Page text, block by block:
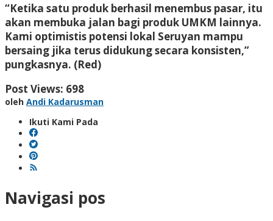
“Ketika satu produk berhasil menembus pasar, itu
akan membuka jalan bagi produk UMKM lainnya.
Kami optimistis potensi lokal Seruyan mampu
bersaing jika terus didukung secara konsisten,”
pungkasnya. (Red)
Post Views: 698
oleh Andi Kadarusman
Ikuti Kami Pada
Navigasi pos